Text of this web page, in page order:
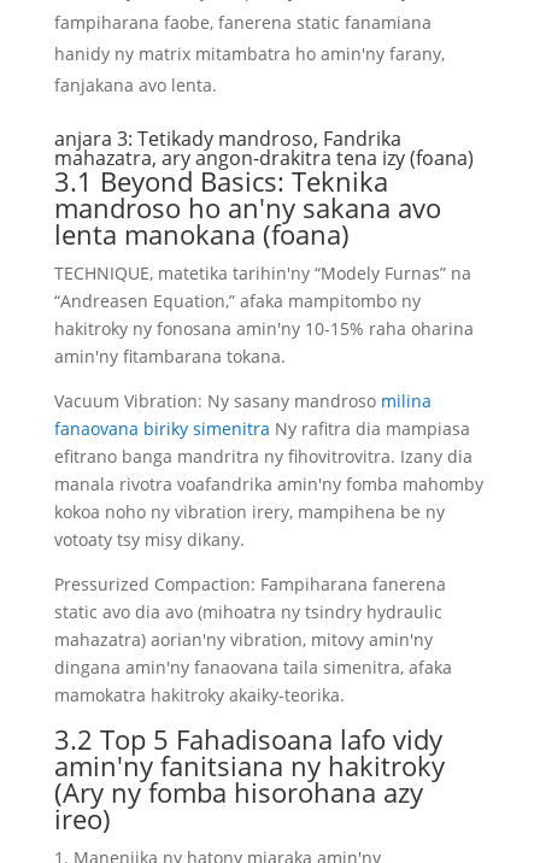
fampiharana faobe, fanerena static fanamiana
hanidy ny matrix mitambatra ho amin'ny farany,
fanjakana avo lenta.
anjara 3: Tetikady mandroso, Fandrika
mahazatra, ary angon-drakitra tena izy (foana)
3.1 Beyond Basics: Teknika
mandroso ho an'ny sakana avo
lenta manokana (foana)
TECHNIQUE, matetika tarihin'ny “Modely Furnas” na
“Andreasen Equation,” afaka mampitombo ny
hakitroky ny fonosana amin'ny 10-15% raha oharina
amin'ny fitambarana tokana.
Vacuum Vibration: Ny sasany mandroso milina
fanaovana biriky simenitra Ny rafitra dia mampiasa
efitrano banga mandritra ny fihovitrovitra. Izany dia
manala rivotra voafandrika amin'ny fomba mahomby
kokoa noho ny vibration irery, mampihena be ny
votoaty tsy misy dikany.
Pressurized Compaction: Fampiharana fanerena
static avo dia avo (mihoatra ny tsindry hydraulic
mahazatra) aorian'ny vibration, mitovy amin'ny
dingana amin'ny fanaovana taila simenitra, afaka
mamokatra hakitroky akaiky-teorika.
3.2 Top 5 Fahadisoana lafo vidy
amin'ny fanitsiana ny hakitroky
(Ary ny fomba hisorohana azy
ireo)
1. Manenjika ny hatony miaraka amin'ny